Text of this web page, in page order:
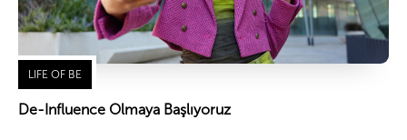
LIFE OF BE
De-Influence Olmaya Başlıyoruz